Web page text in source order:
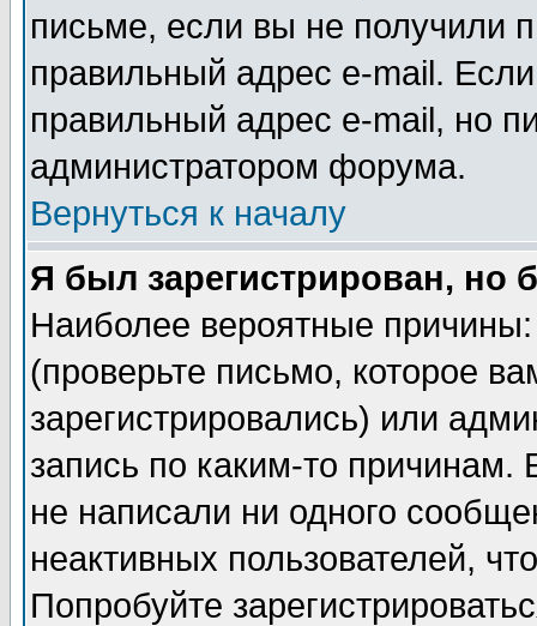
письме, если вы не получили
правильный адрес e-mail.
правильный адрес e-mail, но
администратором форума.
Вернуться к началу
Я был зарегистрирован, но
Наиболее вероятные
(проверьте письмо, которое
зарегистрировались) или
запись по каким-то
не написали ни одного
неактивных пользователей,
Попробуйте